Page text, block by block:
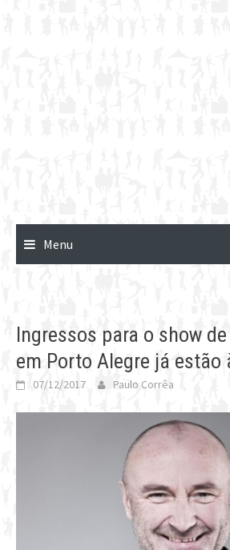
Menu
Ingressos para o show
em Porto Alegre já estão
07/12/2017 Paulo Corrêa